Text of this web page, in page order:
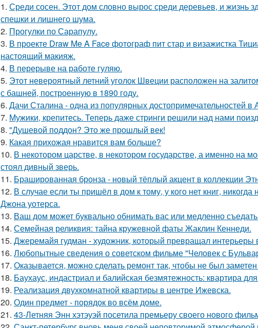
1. Среди сосен. Этот дом словно вырос среди деревьев, и жизнь
спешки и лишнего шума.
2. Прогулки по Сарапулу.
3. В проекте Draw Me A Face фотограф пит стар и визажистка
настоящий макияж.
4. В перерыве на работе гуляю.
5. Этот невероятный летний уголок Швеции расположен на
с башней, построенную в 1890 году.
6. Дачи Сталина - одна из популярных достопримечательностей в
7. Мужики, крепитесь. Теперь даже стринги решили над нами
8. "Душевой поддон? Это же прошлый век!
9. Какая прихожая нравится вам больше?
10. В некотором царстве, в некотором государстве, а именно на
стоял дивный зверь.
11. Брашированная бронза - новый тёплый акцент в коллекции
12. В случае если ты пришёл в дом к тому, у кого нет книг,
Джона уотерса.
13. Ваш дом может буквально обнимать вас или медленно
14. Семейная реликвия: тайна кружевной фаты Жаклин Кеннеди.
15. Джеремайя гудман - художник, который превращал
16. Любопытные сведения о советском фильме "Человек с
17. Оказывается, можно сделать ремонт так, чтобы не был
18. Баухаус, индастриал и балийская безмятежность: квартира
19. Реализация двухкомнатной квартиры в центре Ижевска.
20. Один предмет - порядок во всём доме.
21. 43-Летняя Энн хэтэуэй посетила премьеру своего нового